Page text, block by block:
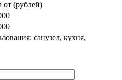
от (рублей)
санузел, кухня,